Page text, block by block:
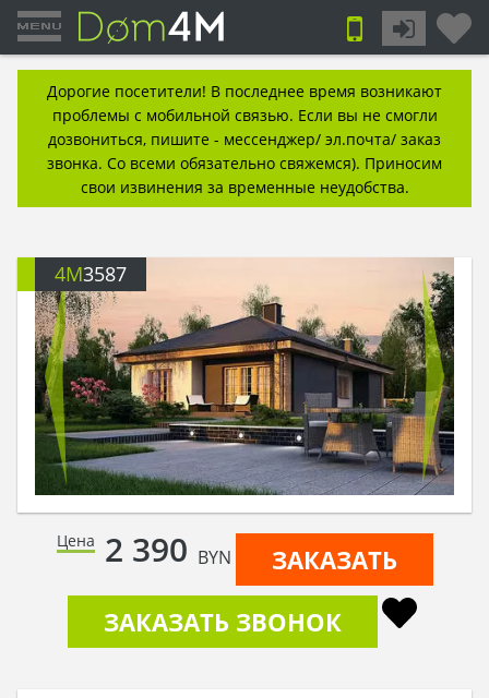
Дорогие посетители! В последнее время возникают
проблемы с мобильной связью. Если вы не смогли
дозвониться, пишите - мессенджер/ эл.почта/ заказ
звонка. Со всеми обязательно свяжемся). Приносим
свои извинения за временные неудобства.
4M3587
Цена 2 390 BYN
ЗАКАЗАТЬ
ЗАКАЗАТЬ ЗВОНОК